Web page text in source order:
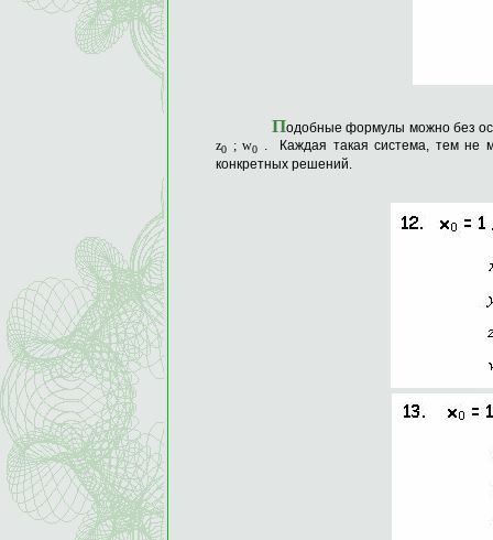
Подобные формулы можно без
z0 ;w0
. Каждая такая система, тем не
конкретных решений.